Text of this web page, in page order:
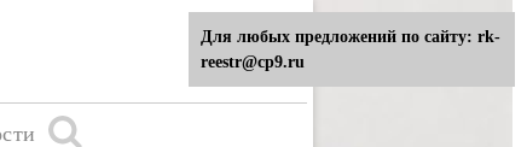
Для любых предложений по сайту: rk-
reestr@cp9.ru